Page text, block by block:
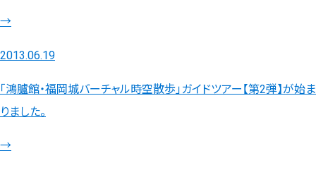
→
2013.06.19
「鴻臚館・福岡城バーチャル時空散歩」ガイドツアー【第2弾】が始ま
りました。
→